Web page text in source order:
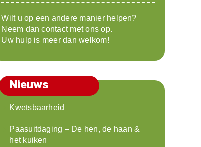
Wilt u op een andere manier helpen?
Neem dan contact met ons op.
Uw hulp is meer dan welkom!
Nieuws
Kwetsbaarheid
Paasuitdaging – De hen, de haan &
het kuiken